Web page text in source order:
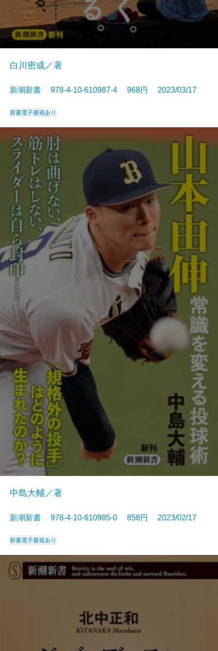
白川密成／著
新潮新書 978-4-10-610987-4 968円 2023/03/17
新書電子書籍あり
中島大輔／著
新潮新書 978-4-10-610985-0 858円 2023/02/17
新書電子書籍あり